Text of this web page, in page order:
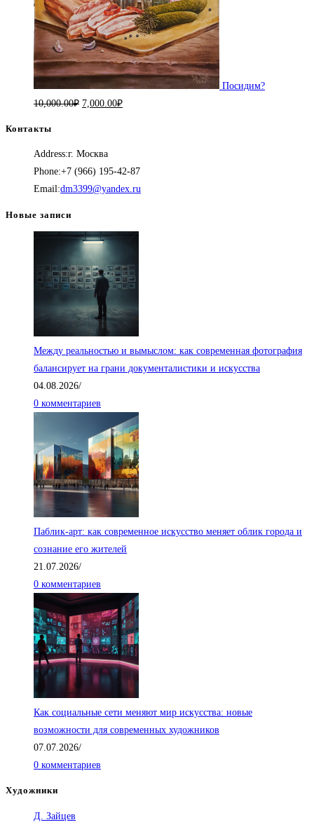
Посидим?
10,000.00₽ Первоначальная
10,000.00₽.
7,000.00₽Текущая
Контакты
Address:г. Москва
Phone:+7 (966) 195-42-87
Email:dm3399@yandex.ru
Новые записи
Между реальностью и вымыслом: как современная фотография
балансирует на грани документалистики и искусства
04.08.2026/
0 комментариев
Паблик-арт: как современное искусство меняет облик города и
сознание его жителей
21.07.2026/
0 комментариев
Как социальные сети меняют мир искусства: новые
возможности для современных художников
07.07.2026/
0 комментариев
Художники
Д. Зайцев